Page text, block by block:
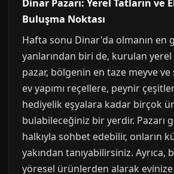
Dinar Pazarı: Yerel Tatların ve
Buluşma Noktası
Hafta sonu Dinar'da olmanın en
yanlarından biri de, kurulan yerel
pazar, bölgenin en taze meyve
ev yapımı reçellere, peynir
hediyelik eşyalara kadar birçok
bulabileceğiniz bir yerdir. Pazarı
halkıyla sohbet edebilir, onların
yakından tanıyabilirsiniz. Ayrıca,
yöresel ürünlerden alarak